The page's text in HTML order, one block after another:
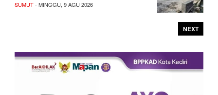
SUMUT- MINGGU, 9 AGU 2026
NEXT